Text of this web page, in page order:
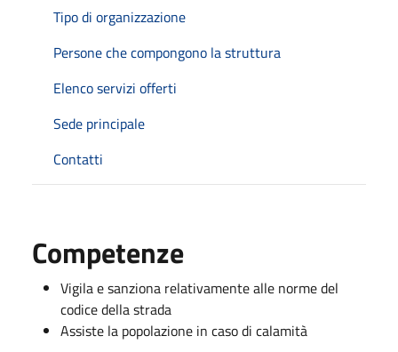
Tipo di organizzazione
Persone che compongono la struttura
Elenco servizi offerti
Sede principale
Contatti
Competenze
Vigila e sanziona relativamente alle norme del
codice della strada
Assiste la popolazione in caso di calamità